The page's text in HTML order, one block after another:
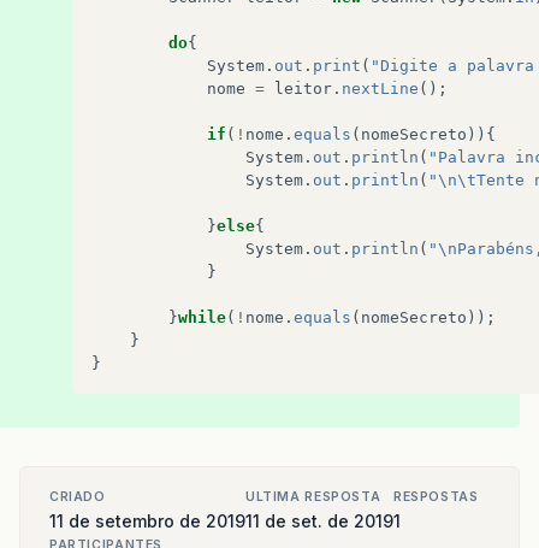
do{
System . out . print ( "Digite a
nome = leitor . nextLine ();
if ( ! nome . equals ( nomeSecreto )){
System . out . println ( "Palavra
System . out . println ( "\n\tTente
}else{
System . out . println (
}
}while( ! nome . equals ( nomeSecreto ));
}
}
CRIADO
11 de setembro de 2019
ULTIMA RESPOSTA
11 de set. de 2019
RESPOSTAS
1